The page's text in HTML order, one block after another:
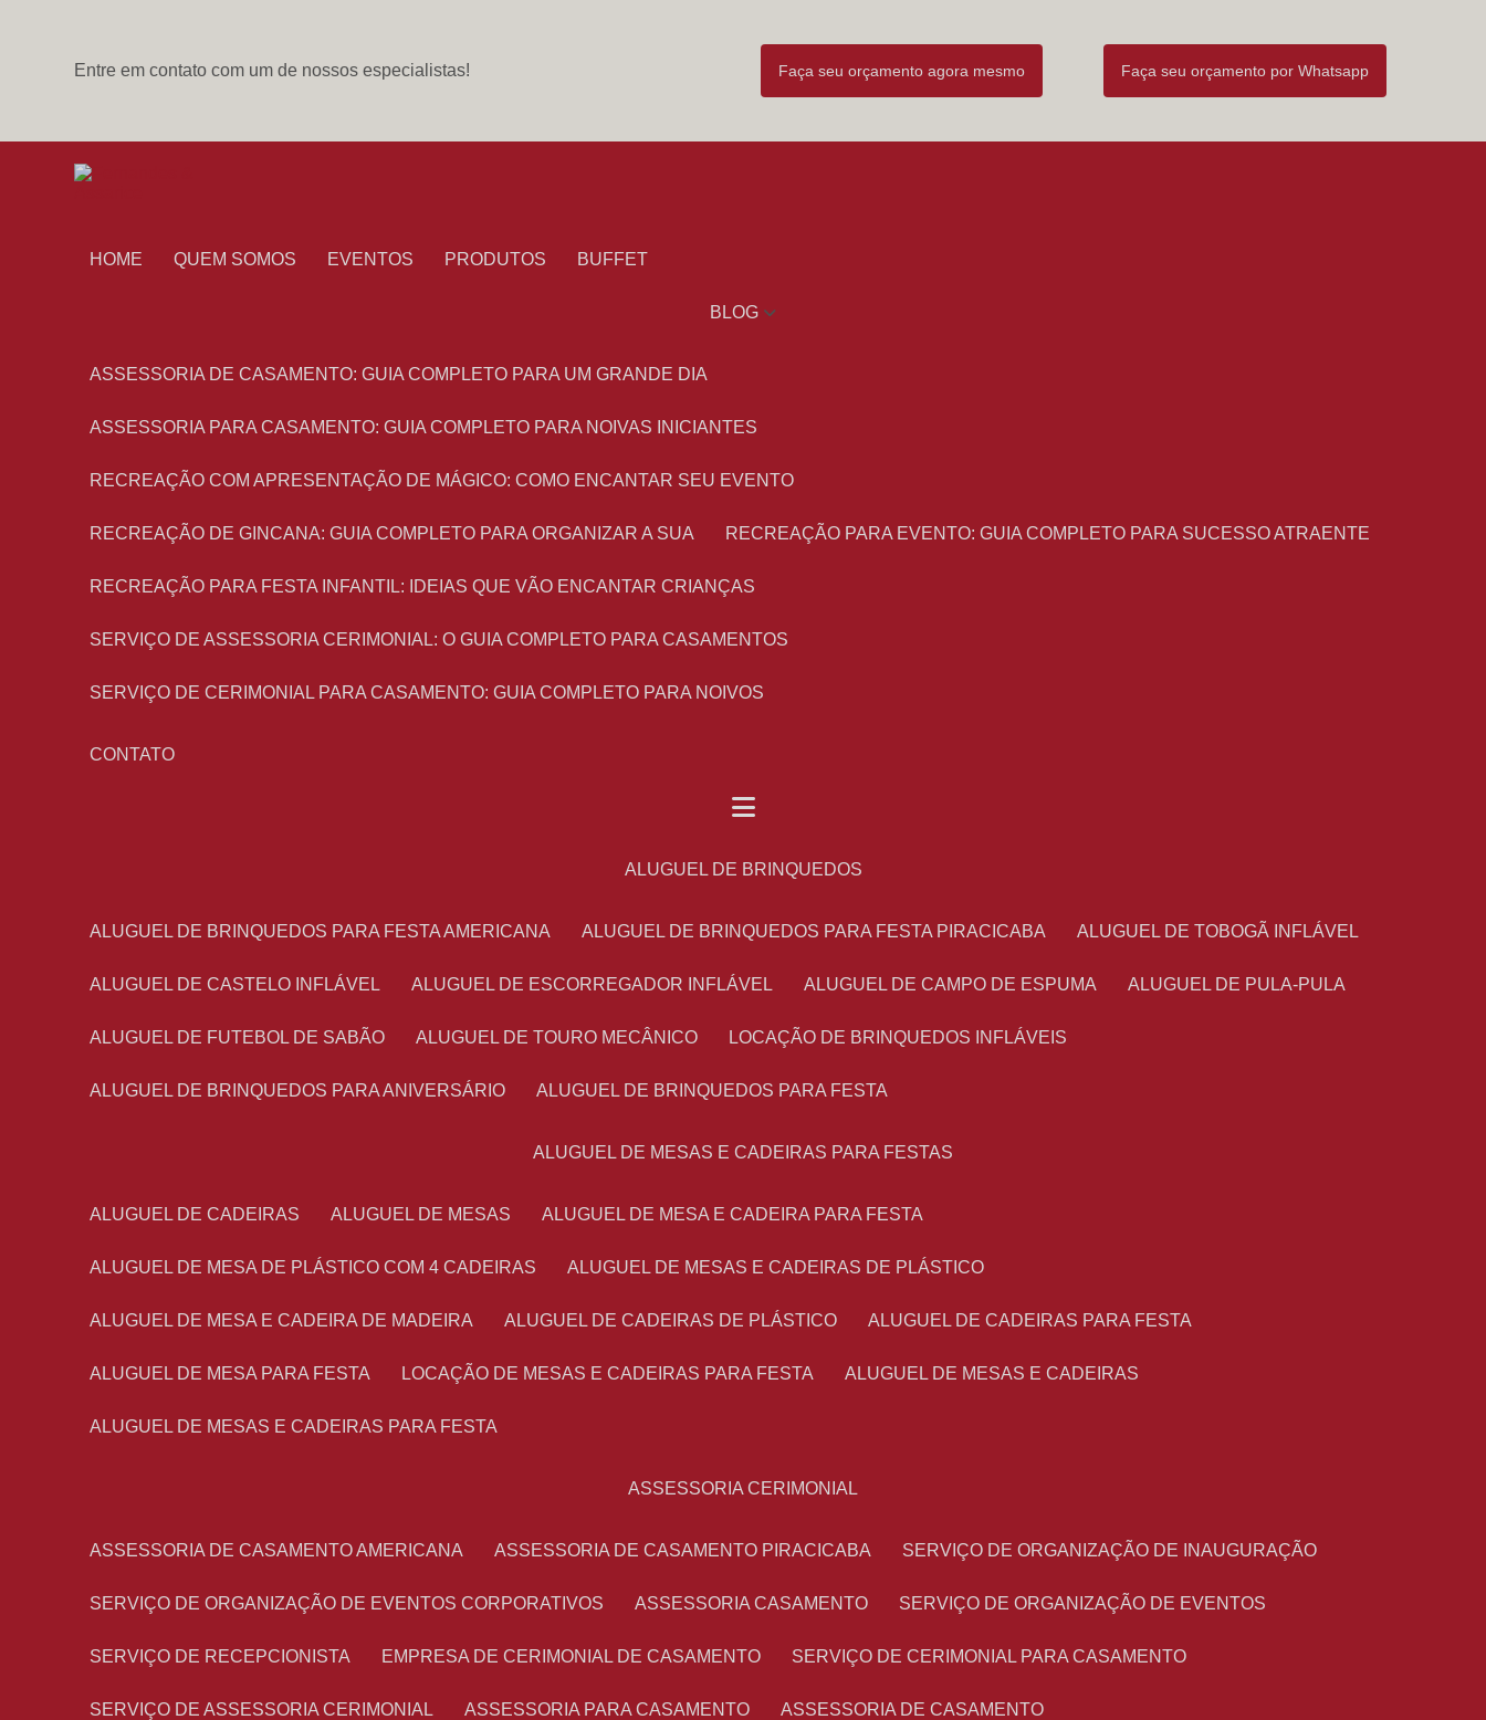
Entre em contato com um de nossos especialistas! Faça seu orçamento agora mesmo Faça seu orçamento por Whatsapp
HOME QUEM SOMOS EVENTOS PRODUTOS BUFFET
BLOG
ASSESSORIA DE CASAMENTO: GUIA COMPLETO PARA UM GRANDE DIA
ASSESSORIA PARA CASAMENTO: GUIA COMPLETO PARA NOIVAS INICIANTES
RECREAÇÃO COM APRESENTAÇÃO DE MÁGICO: COMO ENCANTAR SEU EVENTO
RECREAÇÃO DE GINCANA: GUIA COMPLETO PARA ORGANIZAR A SUA RECREAÇÃO PARA EVENTO: GUIA COMPLETO PARA SUCESSO ATRAENTE
RECREAÇÃO PARA FESTA INFANTIL: IDEIAS QUE VÃO ENCANTAR CRIANÇAS
SERVIÇO DE ASSESSORIA CERIMONIAL: O GUIA COMPLETO PARA CASAMENTOS
SERVIÇO DE CERIMONIAL PARA CASAMENTO: GUIA COMPLETO PARA NOIVOS
CONTATO
ALUGUEL DE BRINQUEDOS
ALUGUEL DE BRINQUEDOS PARA FESTA AMERICANA ALUGUEL DE BRINQUEDOS PARA FESTA PIRACICABA ALUGUEL DE TOBOGÃ INFLÁVEL
ALUGUEL DE CASTELO INFLÁVEL ALUGUEL DE ESCORREGADOR INFLÁVEL ALUGUEL DE CAMPO DE ESPUMA ALUGUEL DE PULA-PULA
ALUGUEL DE FUTEBOL DE SABÃO ALUGUEL DE TOURO MECÂNICO LOCAÇÃO DE BRINQUEDOS INFLÁVEIS
ALUGUEL DE BRINQUEDOS PARA ANIVERSÁRIO ALUGUEL DE BRINQUEDOS PARA FESTA
ALUGUEL DE MESAS E CADEIRAS PARA FESTAS
ALUGUEL DE CADEIRAS ALUGUEL DE MESAS ALUGUEL DE MESA E CADEIRA PARA FESTA
ALUGUEL DE MESA DE PLÁSTICO COM 4 CADEIRAS ALUGUEL DE MESAS E CADEIRAS DE PLÁSTICO
ALUGUEL DE MESA E CADEIRA DE MADEIRA ALUGUEL DE CADEIRAS DE PLÁSTICO ALUGUEL DE CADEIRAS PARA FESTA
ALUGUEL DE MESA PARA FESTA LOCAÇÃO DE MESAS E CADEIRAS PARA FESTA ALUGUEL DE MESAS E CADEIRAS
ALUGUEL DE MESAS E CADEIRAS PARA FESTA
ASSESSORIA CERIMONIAL
ASSESSORIA DE CASAMENTO AMERICANA ASSESSORIA DE CASAMENTO PIRACICABA SERVIÇO DE ORGANIZAÇÃO DE INAUGURAÇÃO
SERVIÇO DE ORGANIZAÇÃO DE EVENTOS CORPORATIVOS ASSESSORIA CASAMENTO SERVIÇO DE ORGANIZAÇÃO DE EVENTOS
SERVIÇO DE RECEPCIONISTA EMPRESA DE CERIMONIAL DE CASAMENTO SERVIÇO DE CERIMONIAL PARA CASAMENTO
SERVIÇO DE ASSESSORIA CERIMONIAL ASSESSORIA PARA CASAMENTO ASSESSORIA DE CASAMENTO